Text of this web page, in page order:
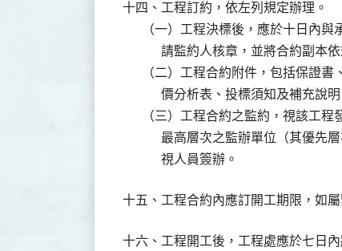
十四、工程訂約，依左列規定辦理。
（一）工程決標後，應於十日內
請監約人核章，並將合約副
（二）工程合約附件，包括保證
價分析表、投標須知及補充
（三）工程合約之監約，視該工
最高層次之監辦單位（其
            視人員簽辦。
十六、工程開工後，工程處應於七日